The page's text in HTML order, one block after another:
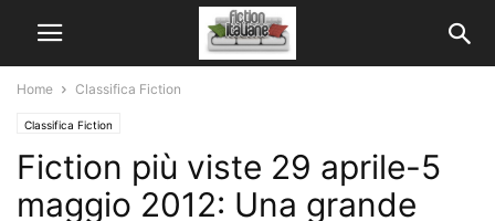
Home Classifica Fiction
Classifica Fiction
Fiction più viste 29 aprile-5
maggio 2012: Una grande